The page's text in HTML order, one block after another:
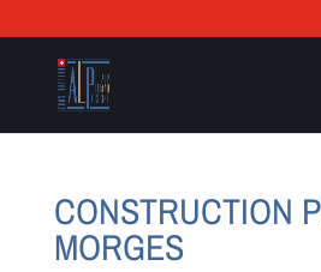
CONSTRUCTION
MORGES